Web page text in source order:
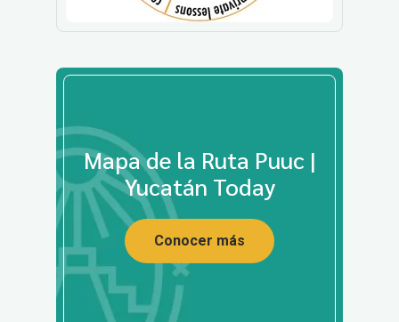
Mapa de la Ruta Puuc |
Yucatán Today
Conocer más